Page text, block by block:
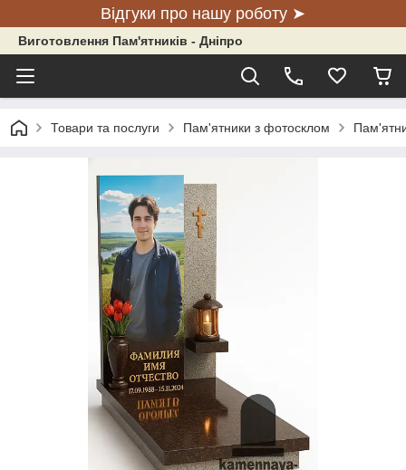
Відгуки про нашу роботу ➤
Виготовлення Пам'ятників - Дніпро
Товари та послуги Пам'ятники з фотосклом